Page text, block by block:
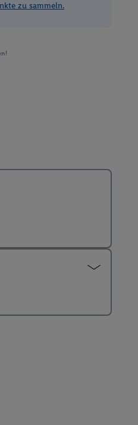
zu sammeln.